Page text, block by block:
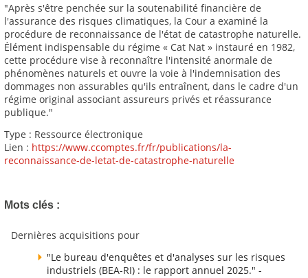
"Après s'être penchée sur la soutenabilité financière de
l'assurance des risques climatiques, la Cour a examiné la
procédure de reconnaissance de l'état de catastrophe naturelle.
Élément indispensable du régime « Cat Nat » instauré en 1982,
cette procédure vise à reconnaître l'intensité anormale de
phénomènes naturels et ouvre la voie à l'indemnisation des
dommages non assurables qu'ils entraînent, dans le cadre d'un
régime original associant assureurs privés et réassurance
publique."
Type : Ressource électronique
Lien : https://www.ccomptes.fr/fr/publications/la-
reconnaissance-de-letat-de-catastrophe-naturelle
Mots clés :
Dernières acquisitions pour
"Le bureau d'enquêtes et d'analyses sur les risques
industriels (BEA-RI) : le rapport annuel 2025." -